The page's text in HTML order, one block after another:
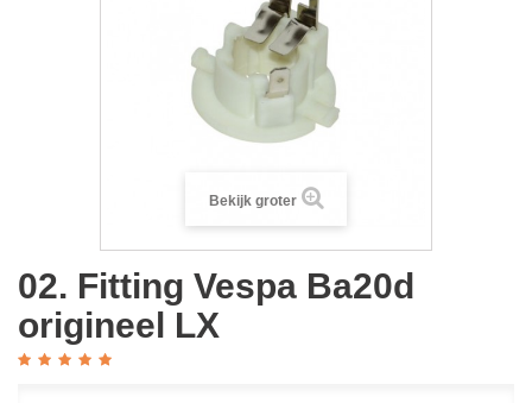
Bekijk groter
02. Fitting Vespa Ba20d
origineel LX